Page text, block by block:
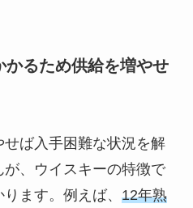
かるため供給を増やせ
ば入手困難な状況を解
、ウイスキーの特徴で
ます。例えば、 12年熟